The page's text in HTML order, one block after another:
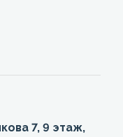
7, 9 этаж,